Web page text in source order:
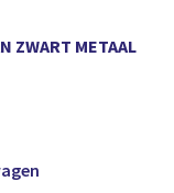
ZWART METAAL